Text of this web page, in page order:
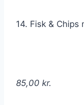
14. Fisk &
85,00 kr.